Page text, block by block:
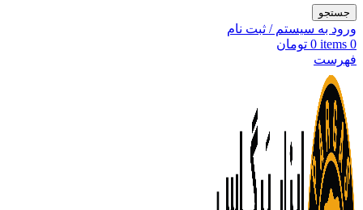
جستجو
ورود به سیستم / ثبت نام
0
items
0 تومان
فهرست